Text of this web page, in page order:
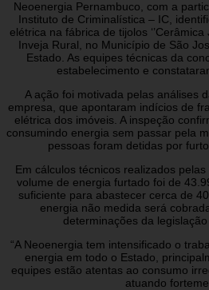
Neoenergia Pernambuco, com a
Instituto de Criminalística – IC,
elétrica na fábrica de tijolos ‘’Cerâmica
Inveja Rural, no Município de São
Estado. As equipes técnicas da
estabelecimento e
A ação foi motivada pelas análises
empresa, que apontaram indícios de
elétrica dos imóveis. A inspeção
consumindo energia sem passar pela
pessoas foram detidas por
Em cálculos técnicos realizados
volume de energia furtado foi de
suficiente para abastecer cerca de
energia não medida será
determinações da
“A Neoenergia tem intensificado o
energia em todo o Estado,
equipes estão atentas ao consumo
atuando